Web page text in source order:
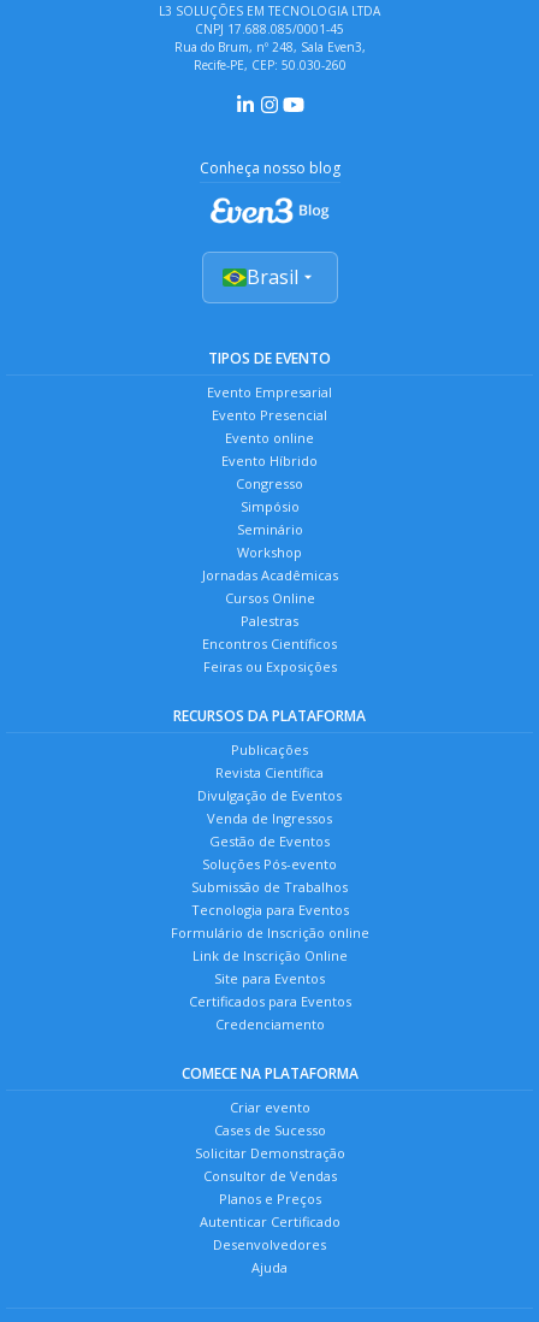
L3 SOLUÇÕES EM TECNOLOGIA LTDA
CNPJ 17.688.085/0001-45
Rua do Brum, nº 248, Sala Even3,
Recife-PE, CEP: 50.030-260
Conheça nosso blog
Brasil
TIPOS DE EVENTO
Evento Empresarial
Evento Presencial
Evento online
Evento Híbrido
Congresso
Simpósio
Seminário
Workshop
Jornadas Acadêmicas
Cursos Online
Palestras
Encontros Científicos
Feiras ou Exposições
RECURSOS DA PLATAFORMA
Publicações
Revista Científica
Divulgação de Eventos
Venda de Ingressos
Gestão de Eventos
Soluções Pós-evento
Submissão de Trabalhos
Tecnologia para Eventos
Formulário de Inscrição online
Link de Inscrição Online
Site para Eventos
Certificados para Eventos
Credenciamento
COMECE NA PLATAFORMA
Criar evento
Cases de Sucesso
Solicitar Demonstração
Consultor de Vendas
Planos e Preços
Autenticar Certificado
Desenvolvedores
Ajuda